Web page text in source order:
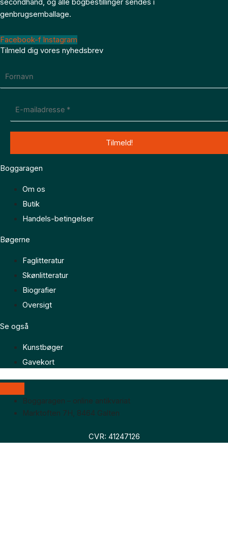
secondhand, og alle bogbestillinger sendes i
genbrugsemballage.
Facebook-f Instagram
Tilmeld dig vores nyhedsbrev
Boggaragen
Om os
Butik
Handels-betingelser
Bøgerne
Faglitteratur
Skønlitteratur
Biografier
Oversigt
Se også
Kunstbøger
Gavekort
Boggaragen – online antikvariat
Marktoften 7H, 8464 Galten
CVR: 41247126